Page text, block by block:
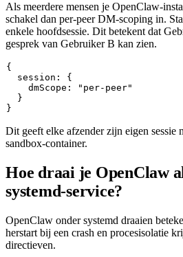
Als meerdere mensen je OpenClaw-
schakel dan per-peer DM-scoping in.
enkele hoofdsessie. Dit betekent dat
gesprek van Gebruiker B kan zien.
{
  session: {
    dmScope: "per-peer"
  }
Dit geeft elke afzender zijn eigen sessie
sandbox-container.
Hoe draai je OpenClaw
systemd-service?
OpenClaw onder systemd draaien
herstart bij een crash en procesisolatie
directieven.